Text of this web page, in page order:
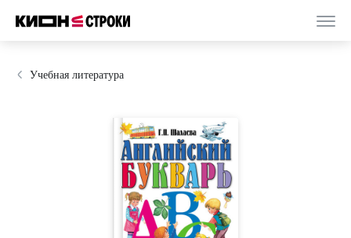
Учебная литература